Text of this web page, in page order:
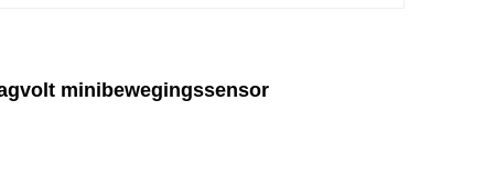
minibewegingssensor